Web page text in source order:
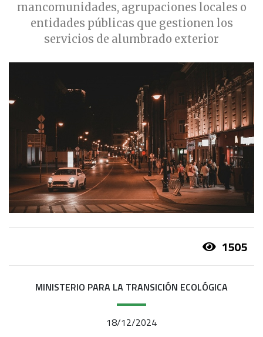
mancomunidades, agrupaciones locales o
entidades públicas que gestionen los
servicios de alumbrado exterior
1505
MINISTERIO PARA LA TRANSICIÓN ECOLÓGICA
18/12/2024